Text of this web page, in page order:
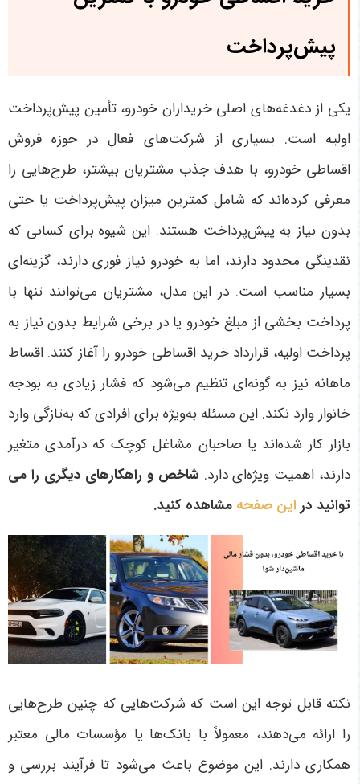
پیش‌پرداخت
یکی از دغدغه‌های اصلی خریداران خودرو، تأمین پیش‌پرداخت
اولیه است. بسیاری از شرکت‌های فعال در حوزه فروش
اقساطی خودرو، با هدف جذب مشتریان بیشتر، طرح‌هایی را
معرفی کرده‌اند که شامل کمترین میزان پیش‌پرداخت یا حتی
بدون نیاز به پیش‌پرداخت هستند. این شیوه برای کسانی که
نقدینگی محدود دارند، اما به خودرو نیاز فوری دارند، گزینه‌ای
بسیار مناسب است. در این مدل، مشتریان می‌توانند تنها با
پرداخت بخشی از مبلغ خودرو یا در برخی شرایط بدون نیاز به
پرداخت اولیه، قرارداد خرید اقساطی خودرو را آغاز کنند. اقساط
ماهانه نیز به گونه‌ای تنظیم می‌شود که فشار زیادی به بودجه
خانوار وارد نکند. این مسئله به‌ویژه برای افرادی که به‌تازگی وارد
بازار کار شده‌اند یا صاحبان مشاغل کوچک که درآمدی متغیر
دارند، اهمیت ویژه‌ای دارد. شاخص و راهکارهای دیگری را می
توانید در این صفحه مشاهده کنید.
نکته قابل توجه این است که شرکت‌هایی که چنین طرح‌هایی
را ارائه می‌دهند، معمولاً با بانک‌ها یا مؤسسات مالی معتبر
همکاری دارند. این موضوع باعث می‌شود تا فرآیند بررسی و